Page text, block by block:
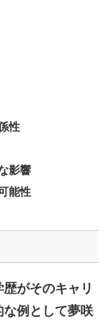
性
影響
能性
がそのキャリ
な例として夢咲